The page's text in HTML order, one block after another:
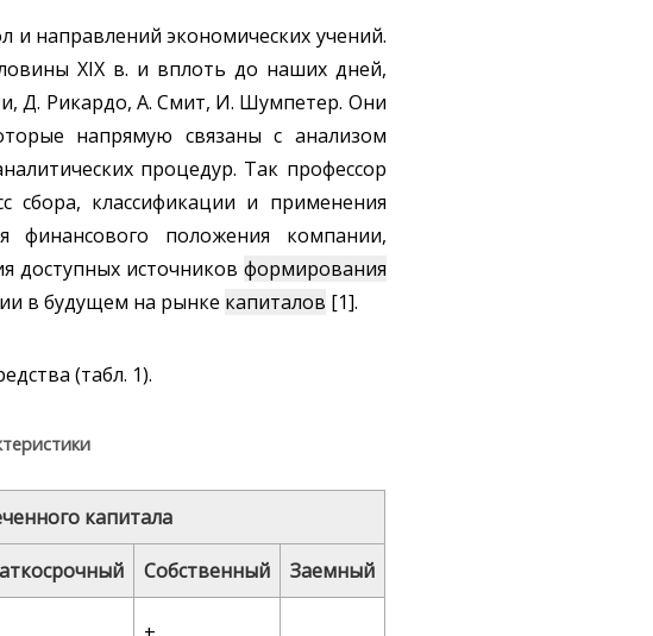
и направлений экономических учений.
XIX в. и вплоть до наших дней,
Д. Рикардо, А. Смит, И. Шумпетер. Они
напрямую связаны с анализом
процедур. Так профессор
классификации и применения
финансового положения компании,
доступных источников формирования
в будущем на рынке капиталов [1].
(табл. 1).
капитала
Собственный Заемный